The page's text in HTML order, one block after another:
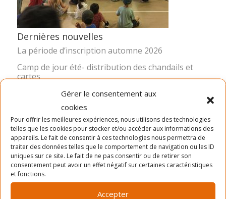
Gérer le consentement aux
cookies
Pour offrir les meilleures expériences, nous utilisons des technologies
telles que les cookies pour stocker et/ou accéder aux informations des
appareils. Le fait de consentir à ces technologies nous permettra de
traiter des données telles que le comportement de navigation ou les ID
uniques sur ce site. Le fait de ne pas consentir ou de retirer son
consentement peut avoir un effet négatif sur certaines caractéristiques
et fonctions.
Accepter
Dernières nouvelles
La période d’inscription automne 2026
Camp de jour été- distribution des chandails et
cartes
Inscription Été 2026
LA MISSION